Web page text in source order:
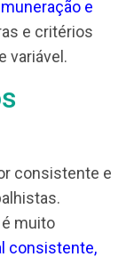
fundamenta
nadescrição
de
cargos da
faça
Em outras
do custo